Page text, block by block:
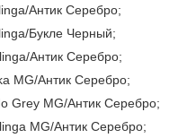
Антик Серебро;
Букле Черный;
Антик Серебро;
MG/Антик Серебро;
Grey MG/Антик Серебро;
MG/Антик Серебро;